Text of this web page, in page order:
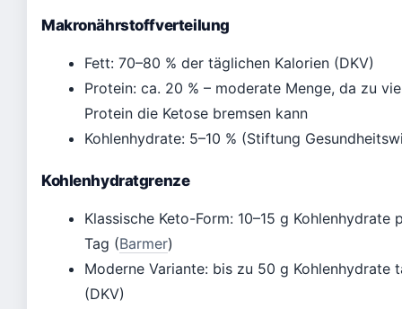
Makronährstoffverteilung
Fett: 70–80 % der täglichen Kalorien (DKV)
Protein: ca. 20 % – moderate Menge, da zu
Protein die Ketose bremsen kann
Kohlenhydrate: 5–10 % (Stiftung
Kohlenhydratgrenze
Klassische Keto-Form: 10–15 g Kohlenhydrate
Tag (Barmer)
Moderne Variante: bis zu 50 g Kohlenhydrate
(DKV)